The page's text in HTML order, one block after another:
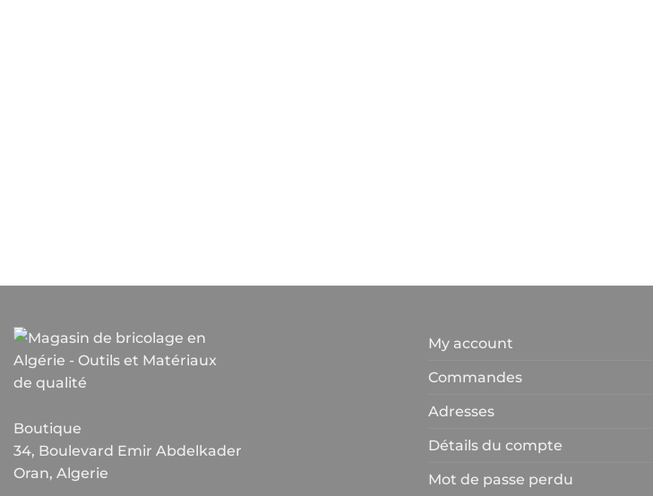
Boutique
34, Boulevard Emir Abdelkader
Oran, Algerie
My account
Commandes
Adresses
Détails du compte
Mot de passe perdu